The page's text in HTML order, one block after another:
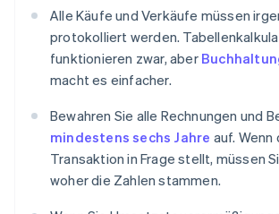
Alle Käufe und Verkäufe müssen
protokolliert werden.
funktionieren zwar, aber
macht es einfacher.
Bewahren Sie alle Rechnungen und
mindestens sechs Jahre auf. Wenn
Transaktion in Frage stellt, müssen
woher die Zahlen stammen.